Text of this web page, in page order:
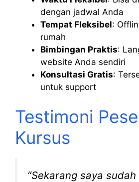
dengan jadwal Anda
Tempat Fleksibel:
rumah
Bimbingan Praktis:
website Anda sendiri
Konsultasi Gratis:
untuk support
Testimoni
Kursus
“Sekarang saya sudah